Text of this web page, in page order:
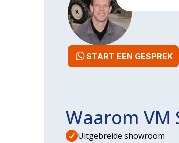
START EEN GESPREK
Waarom VM
Uitgebreide showroom